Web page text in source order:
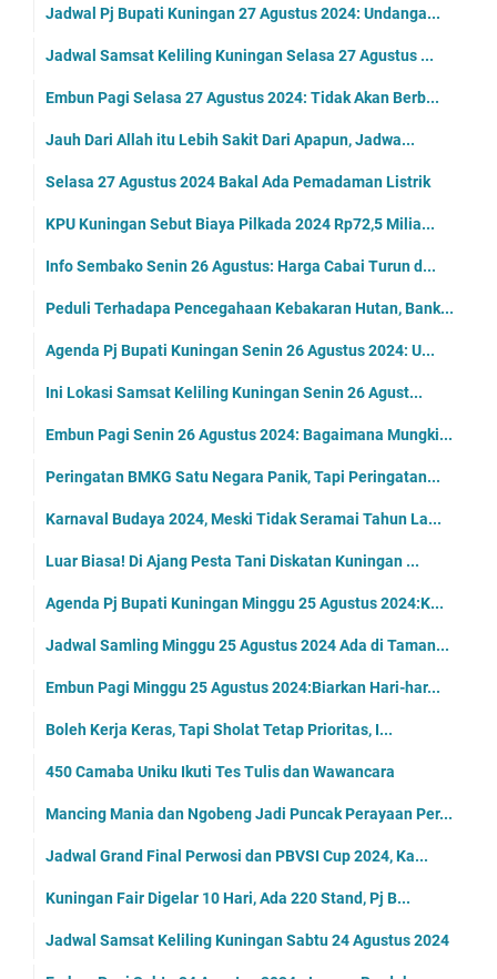
Jadwal Pj Bupati Kuningan 27 Agustus 2024: Undanga...
Jadwal Samsat Keliling Kuningan Selasa 27 Agustus ...
Embun Pagi Selasa 27 Agustus 2024: Tidak Akan Berb...
Jauh Dari Allah itu Lebih Sakit Dari Apapun, Jadwa...
Selasa 27 Agustus 2024 Bakal Ada Pemadaman Listrik
KPU Kuningan Sebut Biaya Pilkada 2024 Rp72,5 Milia...
Info Sembako Senin 26 Agustus: Harga Cabai Turun d...
Peduli Terhadapa Pencegahaan Kebakaran Hutan, Bank...
Agenda Pj Bupati Kuningan Senin 26 Agustus 2024: U...
Ini Lokasi Samsat Keliling Kuningan Senin 26 Agust...
Embun Pagi Senin 26 Agustus 2024: Bagaimana Mungki...
Peringatan BMKG Satu Negara Panik, Tapi Peringatan...
Karnaval Budaya 2024, Meski Tidak Seramai Tahun La...
Luar Biasa! Di Ajang Pesta Tani Diskatan Kuningan ...
Agenda Pj Bupati Kuningan Minggu 25 Agustus 2024:K...
Jadwal Samling Minggu 25 Agustus 2024 Ada di Taman...
Embun Pagi Minggu 25 Agustus 2024:Biarkan Hari-har...
Boleh Kerja Keras, Tapi Sholat Tetap Prioritas, I...
450 Camaba Uniku Ikuti Tes Tulis dan Wawancara
Mancing Mania dan Ngobeng Jadi Puncak Perayaan Per...
Jadwal Grand Final Perwosi dan PBVSI Cup 2024, Ka...
Kuningan Fair Digelar 10 Hari, Ada 220 Stand, Pj B...
Jadwal Samsat Keliling Kuningan Sabtu 24 Agustus 2024